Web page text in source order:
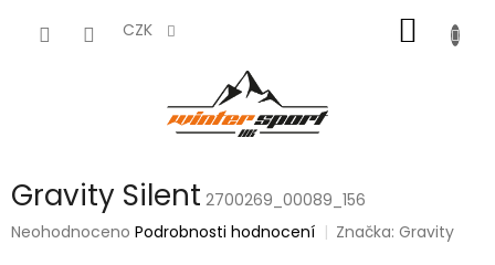
CZK
KOŠÍK
Gravity Silent 2700269_00089_156
Průměrné
Neohodnoceno Podrobnosti hodnocení Značka:Gravity